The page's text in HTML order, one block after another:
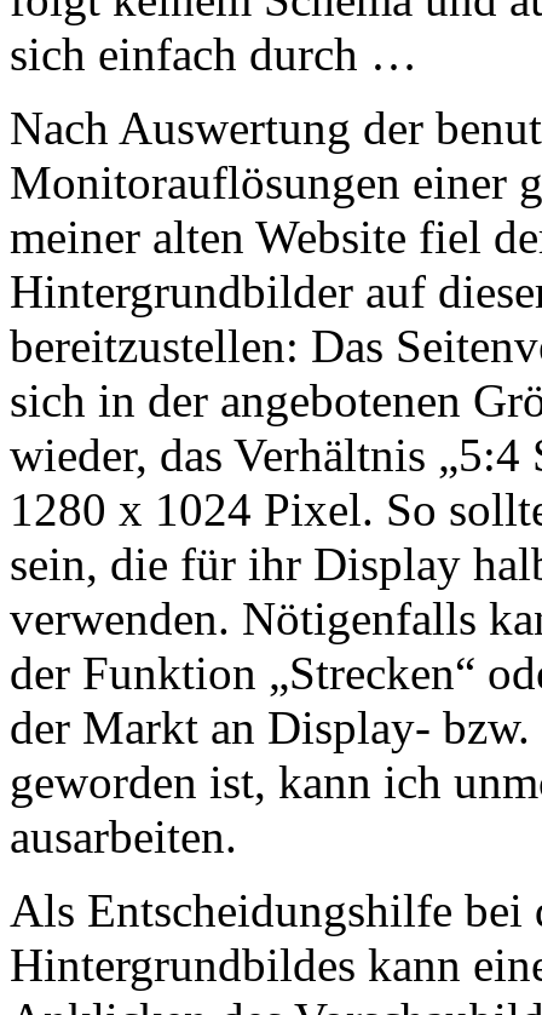
sich einfach durch …
Nach Auswertung der
Monitorauflösungen einer
meiner alten Website fiel
Hintergrundbilder auf
bereitzustellen: Das
sich in der angebotenen
wieder, das Verhältnis
1280 x 1024 Pixel. So
sein, die für ihr Display
verwenden. Nötigenfalls
der Funktion „Strecken“
der Markt an Display-
geworden ist, kann ich
ausarbeiten.
Als Entscheidungshilfe bei
Hintergrundbildes kann